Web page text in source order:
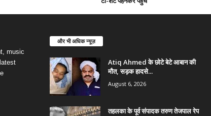
music
और भी अधिक न्यूज़
Atiq Ahmed के छोटे बेटे आबान की
मौत, सड़क हादसे...
August 6, 2026
तहलका के पूर्व संपादक तरुण तेजपाल रेप